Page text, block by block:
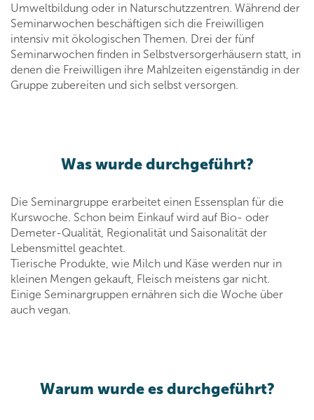
Umweltbildung oder in Naturschutzzentren. Während der
Seminarwochen beschäftigen sich die Freiwilligen
intensiv mit ökologischen Themen. Drei der fünf
Seminarwochen finden in Selbstversorgerhäusern statt, in
denen die Freiwilligen ihre Mahlzeiten eigenständig in der
Gruppe zubereiten und sich selbst versorgen.
Was wurde durchgeführt?
Die Seminargruppe erarbeitet einen Essensplan für die
Kurswoche. Schon beim Einkauf wird auf Bio- oder
Demeter-Qualität, Regionalität und Saisonalität der
Lebensmittel geachtet.
Tierische Produkte, wie Milch und Käse werden nur in
kleinen Mengen gekauft, Fleisch meistens gar nicht.
Einige Seminargruppen ernähren sich die Woche über
auch vegan.
Warum wurde es durchgeführt?